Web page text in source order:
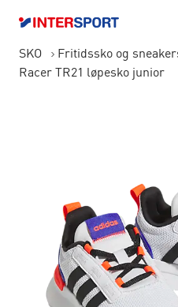
SKO
Fritidssko og
Racer TR21 løpesko junior